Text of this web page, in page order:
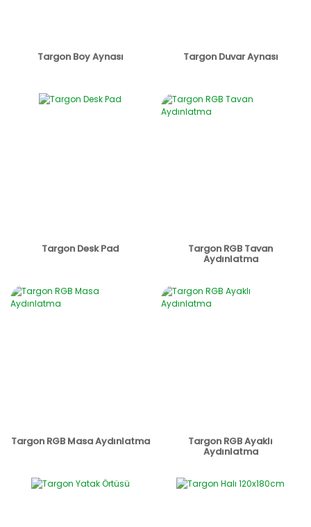
Targon Boy Aynası Targon Duvar Aynası
Targon Desk Pad Targon RGB Tavan
Aydınlatma
Targon RGB Masa Aydınlatma Targon RGB Ayaklı
Aydınlatma